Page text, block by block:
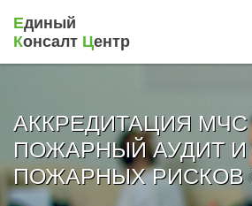
Единый
Консалт Центр
АККРЕДИТАЦИЯ
ПОЖАРНЫЙ АУДИТ
ПОЖАРНЫХ РИСКОВ